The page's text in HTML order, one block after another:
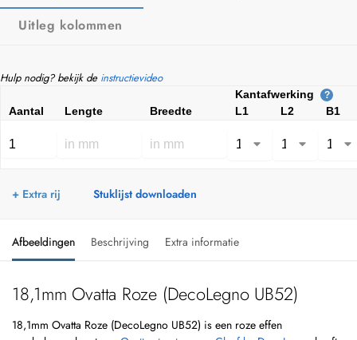
Uitleg kolommen
Hulp nodig? bekijk de instructievideo
Kantafwerking ?
Aantal Lengte Breedte L1 L2 B1
+ Extra rij Stuklijst downloaden
Afbeeldingen Beschrijving Extra informatie
18,1mm Ovatta Roze (DecoLegno UB52)
18,1mm Ovatta Roze (DecoLegno UB52) is een roze effen